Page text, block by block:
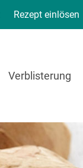
Rezept einlösen
Verblisterung